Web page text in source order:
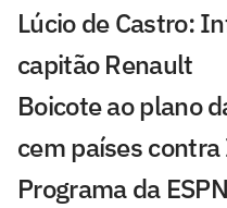
Lúcio de Castro:
capitão Renault
Boicote ao plano
cem países
Programa da